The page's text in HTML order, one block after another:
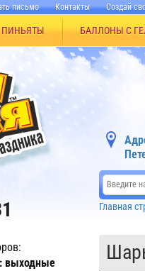
письмо Контакты Создай
ПИНЬЯТЫ БАЛЛОНЫ С
выходные
Главная